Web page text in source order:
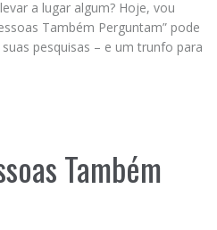
a lugar algum? Hoje, vou
Também Perguntam” pode
pesquisas – e um trunfo para
Também